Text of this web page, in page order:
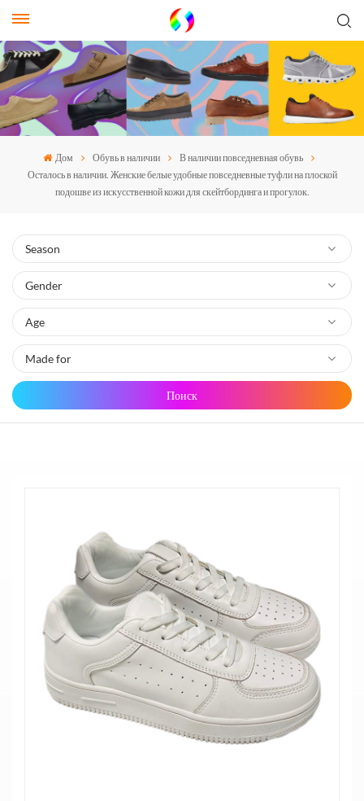
Дом Обувь в наличии
В наличии повседневная обувь
Осталось в наличии. Женские белые удобные повседневные туфли на плоской
подошве из искусственной кожи для скейтбординга и прогулок.
Поиск